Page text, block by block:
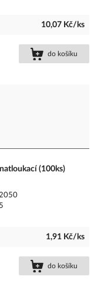
10,07 Kč/ks
do košíku
(100ks)
1,91 Kč/ks
do košíku